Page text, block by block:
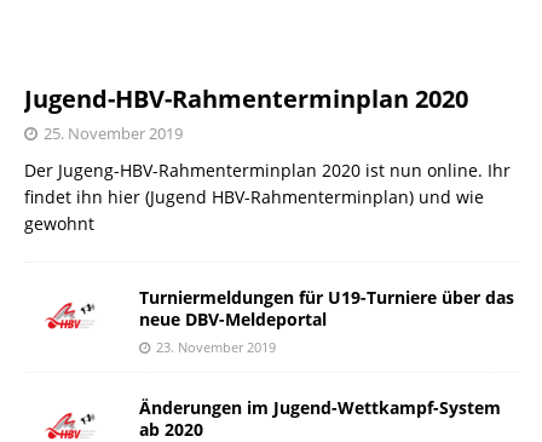
Jugend-HBV-Rahmenterminplan 2020
25. November 2019
Der Jugeng-HBV-Rahmenterminplan 2020 ist nun online. Ihr
findet ihn hier (Jugend HBV-Rahmenterminplan) und wie
gewohnt
Turniermeldungen für U19-Turniere über das
neue DBV-Meldeportal
23. November 2019
Änderungen im Jugend-Wettkampf-System
ab 2020